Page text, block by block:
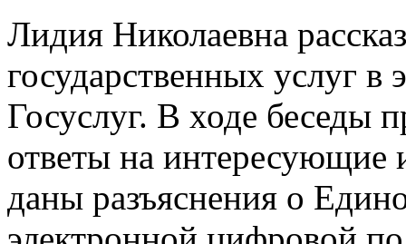
Лидия Николаевна
государственных услуг в
Госуслуг. В ходе беседы
ответы на
даны разъяснения о